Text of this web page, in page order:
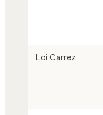
Loi Carrez